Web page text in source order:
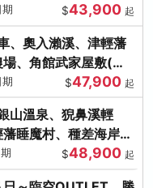
$43,900 起
、奧入瀨溪、津輕藩
、角館武家屋敷(不
$47,900 起
山溫泉、猊鼻溪輕
睡魔村、種差海岸、
$48,900 起